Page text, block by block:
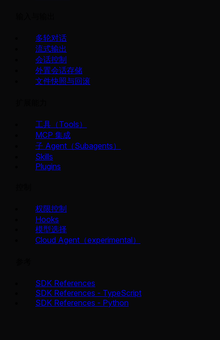
多轮对话
流式输出
会话控制
外置会话存储
文件快照与回滚
工具（Tools）
MCP 集成
子 Agent（Subagents）
Skills
Plugins
权限控制
Hooks
模型选择
Cloud Agent（experimental）
SDK References
SDK References - TypeScript
SDK References - Python